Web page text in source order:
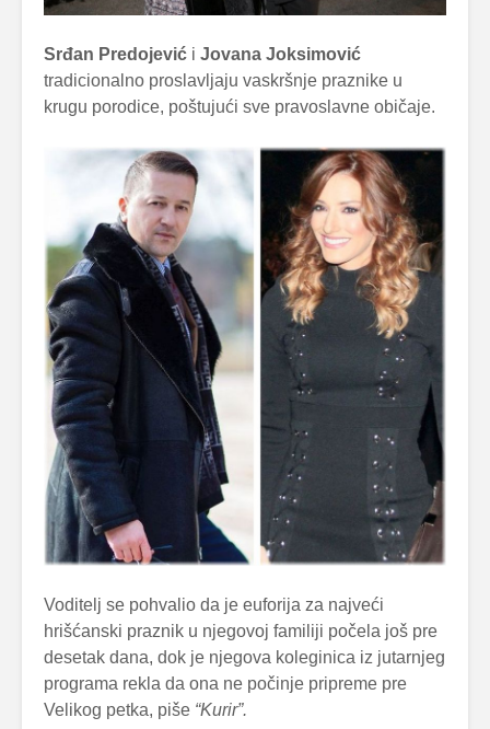
Srđan Predojević i Jovana Joksimović
tradicionalno proslavljaju vaskršnje praznike u
krugu porodice, poštujući sve pravoslavne običaje.
Voditelj se pohvalio da je euforija za najveći
hrišćanski praznik u njegovoj familiji počela još pre
desetak dana, dok je njegova koleginica iz jutarnjeg
programa rekla da ona ne počinje pripreme pre
Velikog petka, piše “Kurir”.